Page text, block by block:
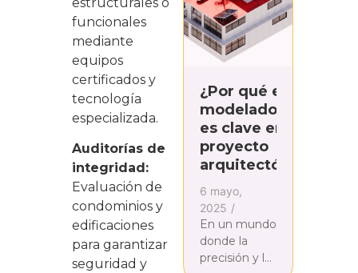
funcionales
mediante
equipos
certificados y
tecnología
especializada.
Auditorías de
integridad:
Evaluación de
condominios y
edificaciones
para garantizar
seguridad y
¿Por qué el
modelado 3D
es clave en tu
proyecto
arquitectónico?
6 mayo,
2025 /
En un mundo
donde la
precisión y la